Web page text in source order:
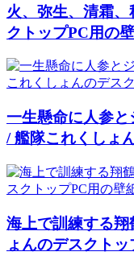
火、弥生、清霜
クトップPC用の
一生懸命に人参
/ 艦隊これくしょ
海上で訓練する翔
ょんのデスクト